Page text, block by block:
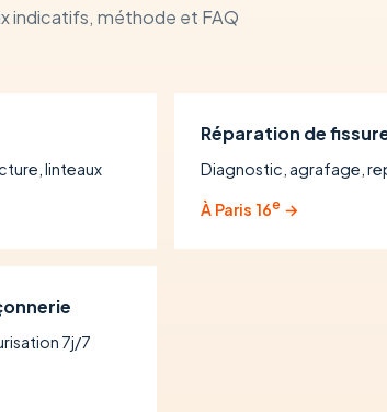
indicatifs, méthode et FAQ
linteaux
Réparation de
Diagnostic, agrafage,
À Paris 16e →
7j/7